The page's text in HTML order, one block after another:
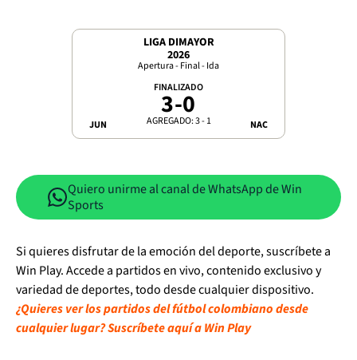
LIGA DIMAYOR
2026
Apertura - Final - Ida
JUN
FINALIZADO
3-0
AGREGADO: 3 - 1 NAC
Quiero unirme al canal de WhatsApp de Win
Sports
Si quieres disfrutar de la emoción del deporte, suscríbete a
Win Play. Accede a partidos en vivo, contenido exclusivo y
variedad de deportes, todo desde cualquier dispositivo.
¿Quieres ver los partidos del fútbol colombiano desde
cualquier lugar? Suscríbete aquí a Win Play